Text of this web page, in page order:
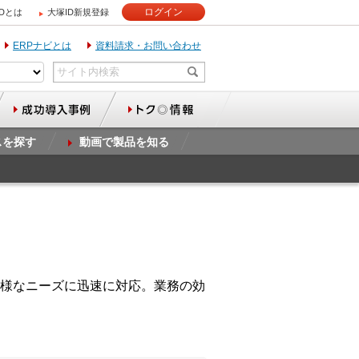
とは 大塚ID新規登録 ログイン
ERPナビとは 資料請求・お問い合わせ
探す 動画で製品を知る
なニーズに迅速に対応。業務の効